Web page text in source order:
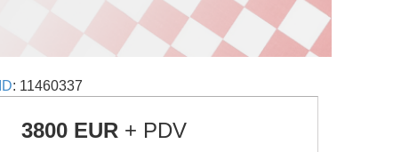
ID: 11460337
3800 EUR + PDV